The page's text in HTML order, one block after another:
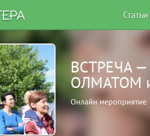
Статьи
ВСТРЕЧА
ОЛМАТОМ
Онлайн мероприятие